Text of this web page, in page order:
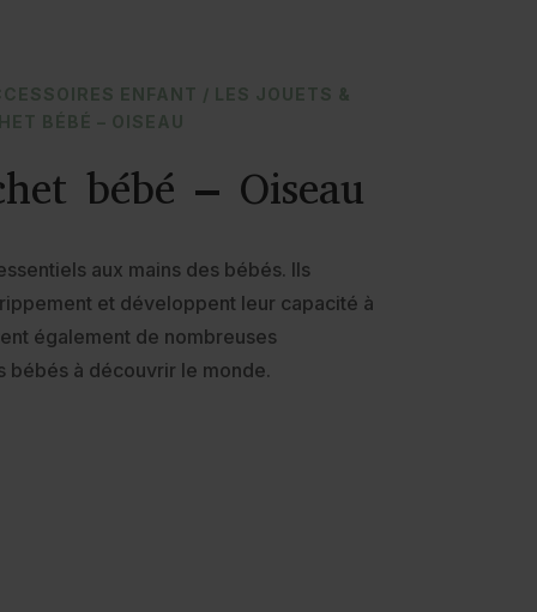
ENFANT / LES JOUETS &
BÉBÉ – OISEAU
bébé – Oiseau
aux mains des bébés. Ils
et développent leur capacité à
également de nombreuses
bébés à découvrir le monde.